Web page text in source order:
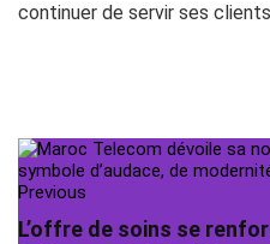
continuer de servir ses
Previous
L’offre de soins se